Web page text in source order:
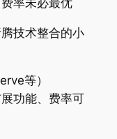
技术整合的小
等）
功能、费率可